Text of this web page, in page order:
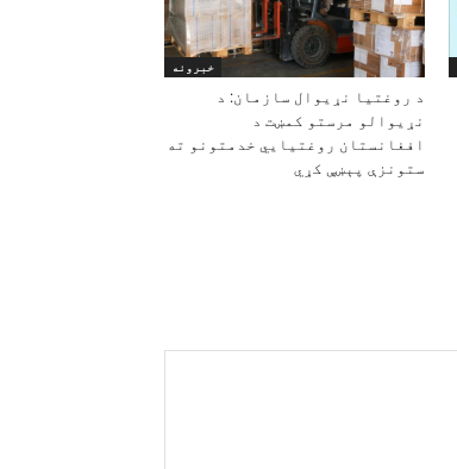
خبرونه
د روغتیا نړیوال سازمان: د
نړیوالو مرستو کمښت د
افغانستان روغتیايي خدمتونو ته
ستونزې پېښې کړي